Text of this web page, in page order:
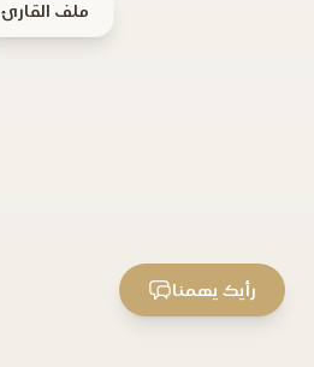
ملف القارئ
رأيك يهمنا